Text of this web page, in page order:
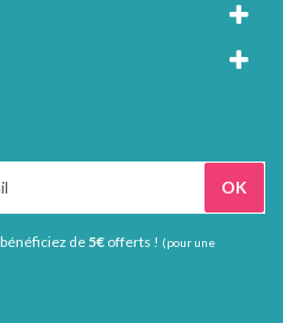
de 5€ offerts ! (pour une